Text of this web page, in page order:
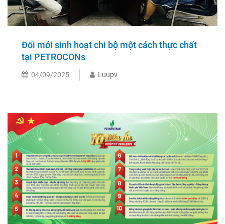
Đổi mới sinh hoạt chi bộ một cách thực chất
tại PETROCONs
04/09/2025 Luupv